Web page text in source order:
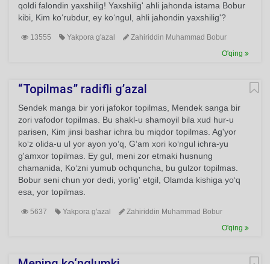
qoldi falondin yaxshilig! Yaxshilig' ahli jahonda istama Bobur
kibi, Kim ko‘rubdur, ey ko‘ngul, ahli jahondin yaxshilig'?
13555 Yakpora g'azal
Zahiriddin Muhammad Bobur
O'qing
“Topilmas” radifli g’azal
Sendek manga bir yori jafokor topilmas, Mendek sanga bir
zori vafodor topilmas. Bu shakl-u shamoyil bila xud hur-u
parisen, Kim jinsi bashar ichra bu miqdor topilmas. Ag'yor
ko‘z olida-u ul yor ayon yo‘q, G‘am xori ko‘ngul ichra-yu
g'amxor topilmas. Ey gul, meni zor etmaki husnung
chamanida, Ko‘zni yumub ochquncha, bu gulzor topilmas.
Bobur seni chun yor dedi, yorlig' etgil, Olamda kishiga yo‘q
esa, yor topilmas.
5637 Yakpora g'azal
Zahiriddin Muhammad Bobur
O'qing